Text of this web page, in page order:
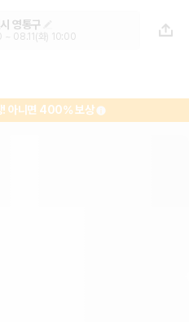
렌터카 가격비
카모아
영통구
~ 08.11(화) 10:00
! 아니면 400% 보상